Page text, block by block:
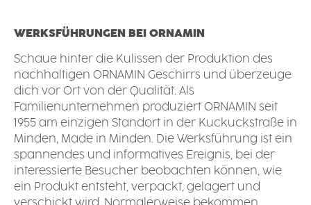
WERKSFÜHRUNGEN BEI ORNAMIN
Schaue hinter die Kulissen der Produktion des
nachhaltigen ORNAMIN Geschirrs und überzeuge
dich vor Ort von der Qualität. Als
Familienunternehmen produziert ORNAMIN seit
1955 am einzigen Standort in der Kuckuckstraße in
Minden, Made in Minden. Die Werksführung ist ein
spannendes und informatives Ereignis, bei der
interessierte Besucher beobachten können, wie
ein Produkt entsteht, verpackt, gelagert und